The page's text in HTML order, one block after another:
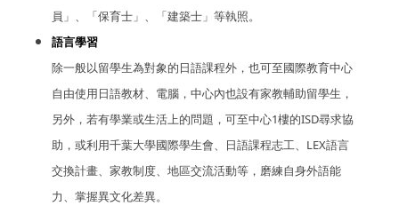
員」、「保育士」、「建築士」等執照。
語言學習
除一般以留學生為對象的日語課程外，也可至國際教育中心
自由使用日語教材、電腦，中心內也設有家教輔助留學生，
另外，若有學業或生活上的問題，可至中心1樓的ISD尋求協
助，或利用千葉大學國際學生會、日語課程志工、LEX語言
交換計畫、家教制度、地區交流活動等，磨練自身外語能
力、掌握異文化差異。